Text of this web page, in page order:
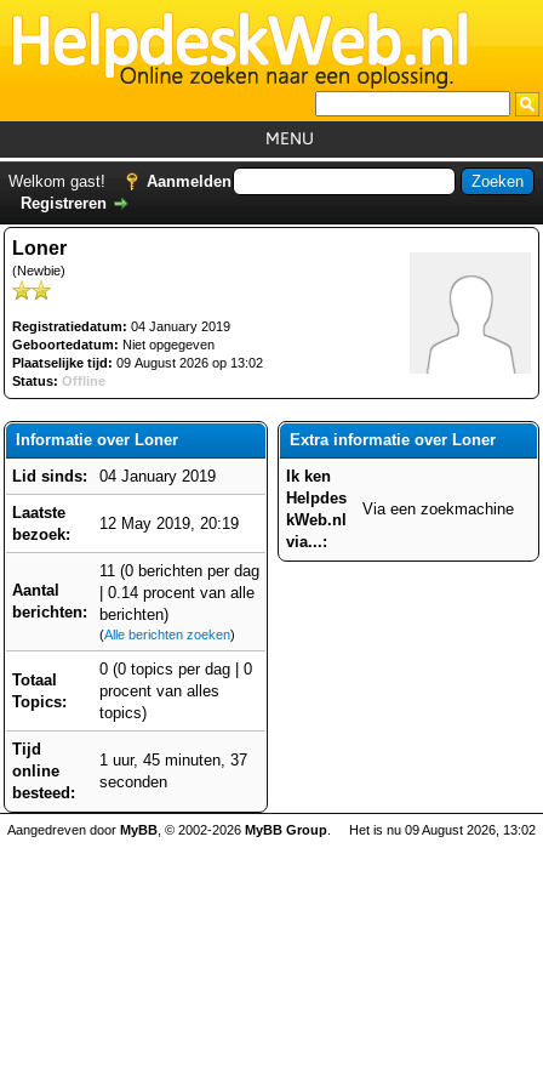
MENU
GemistDownloader
Welkom gast!
Aanmelden
Registreren
Loner
(Newbie)
Registratiedatum: 04 January 2019
Geboortedatum: Niet opgegeven
Plaatselijke tijd: 09 August 2026 op 13:02
Status: Offline
Informatie over Loner
Lid sinds:
04 January 2019
Laatste
bezoek:
12 May 2019, 20:19
Aantal
berichten:
11 (0 berichten per dag
| 0.14 procent van alle
berichten)
(Alle berichten zoeken)
Totaal
Topics:
0 (0 topics per dag | 0
procent van alles
topics)
Tijd
online
besteed:
1 uur, 45 minuten, 37
seconden
Extra informatie over Loner
Ik ken
Helpdes
kWeb.nl
via...:
Via een zoekmachine
Het is nu 09 August 2026, 13:02
Aangedreven door MyBB , © 2002-2026 MyBB Group